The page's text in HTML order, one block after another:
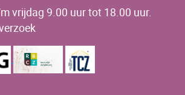
vrijdag 9.00 uur tot 18.00 uur.